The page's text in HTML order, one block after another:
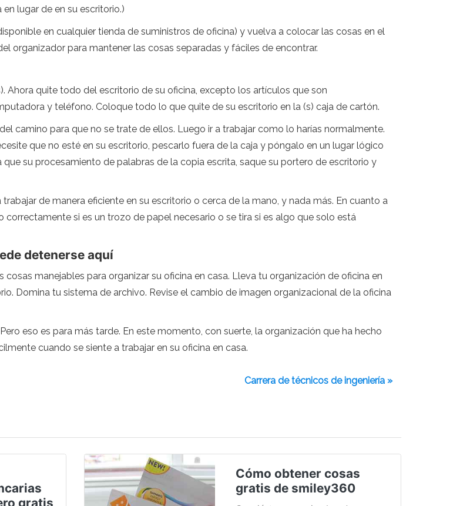
lugar de en su escritorio.)
en cualquier tienda de suministros de oficina) y vuelva a colocar las cosas en el
organizador para mantener las cosas separadas y fáciles de encontrar.
Ahora quite todo del escritorio de su oficina, excepto los artículos que son
y teléfono. Coloque todo lo que quite de su escritorio en la (s) caja de cartón.
camino para que no se trate de ellos. Luego ir a trabajar como lo harías normalmente.
que no esté en su escritorio, pescarlo fuera de la caja y póngalo en un lugar lógico
su procesamiento de palabras de la copia escrita, saque su portero de escritorio y
de manera eficiente en su escritorio o cerca de la mano, y nada más. En cuanto a
correctamente si es un trozo de papel necesario o se tira si es algo que solo está
detenerse aquí
manejables para organizar su oficina en casa. Lleva tu organización de oficina en
Domina tu sistema de archivo. Revise el cambio de imagen organizacional de la oficina
eso es para más tarde. En este momento, con suerte, la organización que ha hecho
cuando se siente a trabajar en su oficina en casa.
Carrera de técnicos de ingeniería »
gratis
Cómo obtener cosas
gratis de smiley360